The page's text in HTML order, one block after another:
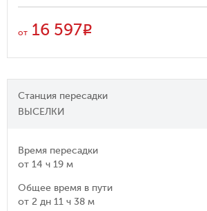
от 16 597R
Станция пересадки
ВЫСЕЛКИ
Время пересадки
от 14 ч 19 м
Общее время в пути
от 2 дн 11 ч 38 м